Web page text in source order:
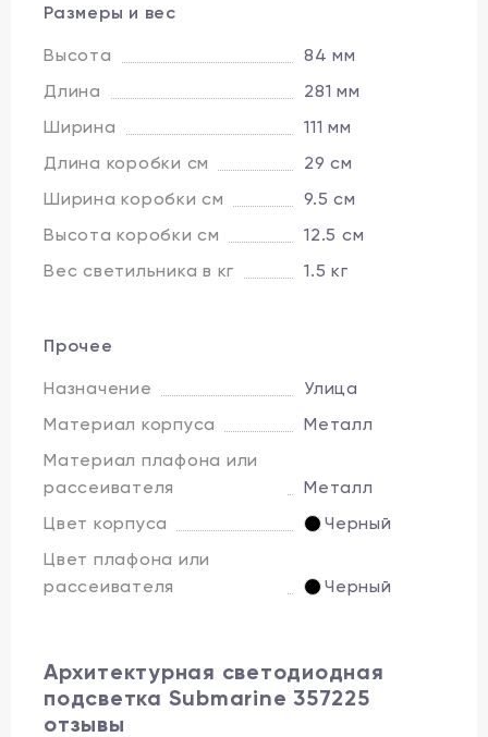
Размеры и вес
Высота
84 мм
Длина
281 мм
Ширина
111 мм
Длина коробки см
29 см
Ширина коробки см
9.5 см
Высота коробки см
12.5 см
Вес светильника в кг
1.5 кг
Прочее
Назначение
Улица
Материал корпуса
Металл
Материал плафона или
рассеивателя
Металл
Цвет корпуса
Черный
Цвет плафона или
рассеивателя
Черный
Архитектурная светодиодная
подсветка Submarine 357225
отзывы